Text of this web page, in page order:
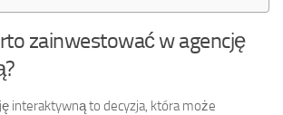
zainwestować w agencję
interaktywną to decyzja, która może